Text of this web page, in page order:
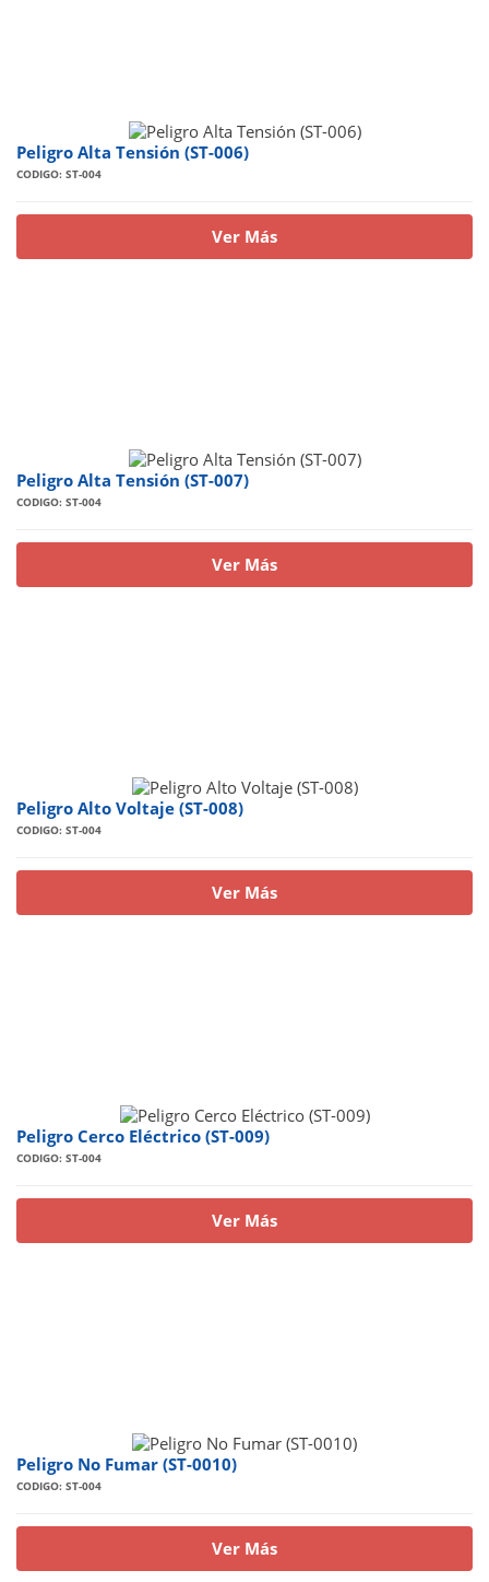
Peligro Alta Tensión (ST-006)
CODIGO: ST-004
Ver Más
Peligro Alta Tensión (ST-007)
CODIGO: ST-004
Ver Más
Peligro Alto Voltaje (ST-008)
CODIGO: ST-004
Ver Más
Peligro Cerco Eléctrico (ST-009)
CODIGO: ST-004
Ver Más
Peligro No Fumar (ST-0010)
CODIGO: ST-004
Ver Más